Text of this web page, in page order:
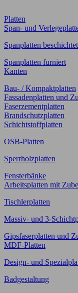
Platten
Span- und
Spanplatten beschichtet
Spanplatten furniert
Kanten
Bau- / Kompaktplatten
Fassadenplatten und
Faserzementplatten
Brandschutzplatten
Schichtstoffplatten
OSB-Platten
Sperrholzplatten
Fensterbänke
Arbeitsplatten mit
Tischlerplatten
Massiv- und 3-
Gipsfaserplatten und
MDF-Platten
Design- und
Badgestaltung